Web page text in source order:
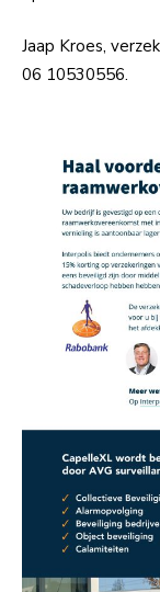
Jaap Kroes,
06 10530556.